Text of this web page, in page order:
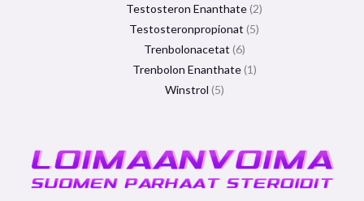
Testosteron Enanthate 2
Testosteronpropionat 5
Trenbolonacetat 6
Trenbolon Enanthate 1
Winstrol 5